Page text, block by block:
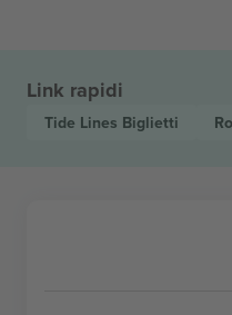
Link rapidi
Tide Lines Biglietti